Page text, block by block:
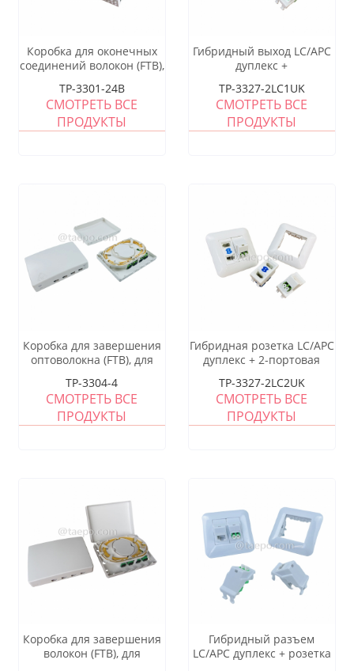
Коробка для оконечных
соединений волокон (FTB),
тип пигтейл, корпус из
холоднокатаной стали с
порошковым покрытием
TP-3301-24B
СМОТРЕТЬ ВСЕ
ПРОДУКТЫ
Гибридный выход LC/APC
дуплекс +
UK
TP-3327-2LC1UK
СМОТРЕТЬ ВСЕ
ПРОДУКТЫ
Коробка для завершения
оптоволокна (FTB), для
использования, SC, 4
волокна, пластиковый
корпус
TP-3304-4
СМОТРЕТЬ ВСЕ
ПРОДУКТЫ
Гибридная розетка LC/APC
дуплекс + 2-портовая
TP-3327-2LC2UK
СМОТРЕТЬ ВСЕ
ПРОДУКТЫ
Коробка для завершения
волокон (FTB), для
Гибридный разъем
LC/APC дуплекс + розетка